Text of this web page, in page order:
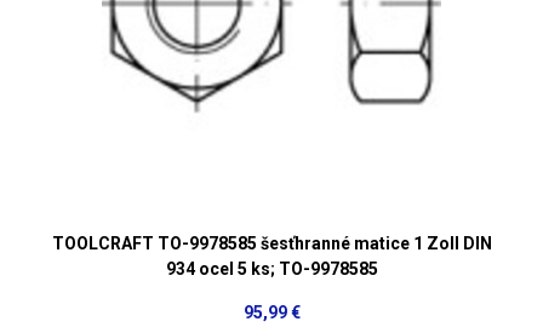
TOOLCRAFT TO-9978585 šesťhranné matice 1 Zoll DIN
934 ocel 5 ks; TO-9978585
95,99 €